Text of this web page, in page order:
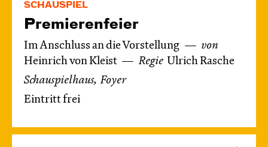
SCHAUSPIEL
Premierenfeier
Im Anschluss an die Vorstellung
von
Heinrich von Kleist
Regie Ulrich Rasche
Schauspielhaus, Foyer
Eintritt frei